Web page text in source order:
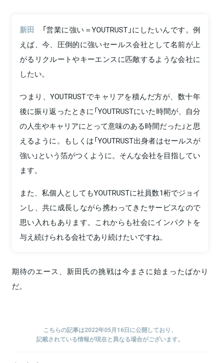
新田
「営業に強い＝YOUTRUST」にしたいんです。例
えば、今、圧倒的に強いセールス会社として名前が上
がるリクルートやキーエンスに匹敵するような会社に
したい。
つまり、YOUTRUSTでキャリアを積んだ方が、数十年
後に振り返ったときに「YOUTRUSTにいた時間が、自分
の人生やキャリアにとって意味のある時間だった」と思
えるように。もしくは「YOUTRUST出身者はセールスが
強い」という箔がつくように。そんな会社を目指してい
ます。
また、私個人としてもYOUTRUSTに社員数1桁でジョイ
ンし、共に成長しながら携わってきたサービスなので
思い入れもあります。これからも社会にインパクトを
与え続けられる会社であり続けたいですね。
期待のエース、新田氏の挑戦は今まさに始まったばかり
だ。
こちらの記事は2022年05月16日に公開しており、
記載されている情報が現在と異なる場合がございます。